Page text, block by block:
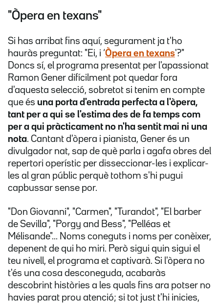
"Òpera en texans"
Si has arribat fins aquí, segurament ja t'ho
hauràs preguntat: "Ei, i ‘Òpera en texans'?"
Doncs sí, el programa presentat per l'apassionat
Ramon Gener difícilment pot quedar fora
d'aquesta selecció, sobretot si tenim en compte
que és una porta d'entrada perfecta a l'òpera,
tant per a qui se l'estima des de fa temps com
per a qui pràcticament no n'ha sentit mai ni una
nota. Cantant d'òpera i pianista, Gener és un
divulgador nat, sap de què parla i agafa obres del
repertori operístic per disseccionar-les i explicar-
les al gran públic perquè tothom s'hi pugui
capbussar sense por.
"Don Giovanni", "Carmen", "Turandot", "El barber
de Sevilla", "Porgy and Bess", "Pelléas et
Mélisande"... Noms coneguts i noms per conèixer,
depenent de qui ho miri. Però sigui quin sigui el
teu nivell, el programa et captivarà. Si l'òpera no
t'és una cosa desconeguda, acabaràs
descobrint històries a les quals fins ara potser no
havies parat prou atenció; si tot just t'hi inicies,